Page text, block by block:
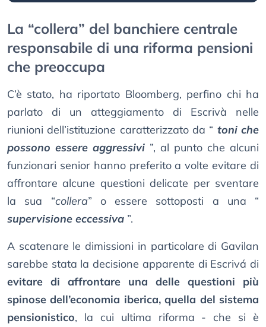
La “collera” del banchiere centrale
responsabile di una riforma pensioni
che preoccupa
C’è stato, ha riportato Bloomberg, perfino chi ha
parlato di un atteggiamento di Escrivà nelle
riunioni dell’istituzione caratterizzato da “ toni che
possono essere aggressivi ”, al punto che alcuni
funzionari senior hanno preferito a volte evitare di
affrontare alcune questioni delicate per sventare
la sua “collera” o essere sottoposti a una “
supervisione eccessiva ”.
A scatenare le dimissioni in particolare di Gavilan
sarebbe stata la decisione apparente di Escrivá di
evitare di affrontare una delle questioni più
spinose dell’economia iberica, quella del sistema
pensionistico, la cui ultima riforma - che si è